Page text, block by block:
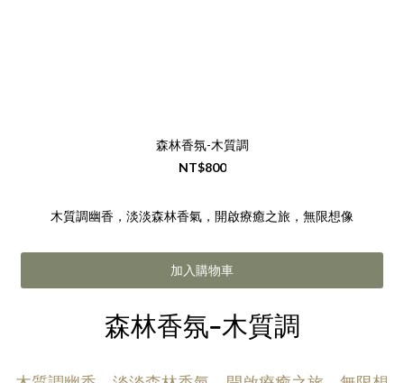
森林香氛-木質調
NT$800
木質調幽香，淡淡森林香氣，開啟療癒之旅，無限想像
加入購物車
森林香氛-木質調